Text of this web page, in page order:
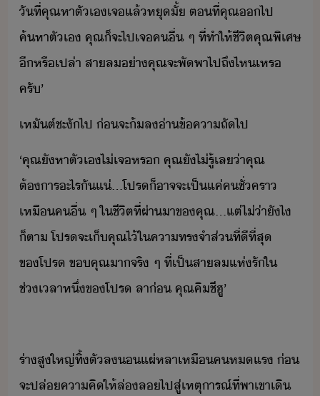
ัที่​คุณ​หา​ตัเ​เจ​แล้​หุ​ั้​ ​ตที่​คุณ​​ไป​
ค้หา​ตัเ​ ​คุณ​็​จะ​ไป​เจ​คื่​ ​ๆ​ ​ที่​ทำให้​ชีิต​คุณ​พิเศษ​
ี​หรืเปล่า​ ​สาล​่า​คุณ​จะ​พัพา​ไป​ถึ​ไห​เหร​
ครั​’
เหัต์​ชะั​ไป​ ​่​จะ​้ล​่า​ข้คา​ถัไป
‘​คุณ​ั​หา​ตัเ​ไ่​เจ​หร​ ​คุณ​ั​ไ่รู้​เล​่า​คุณ​
ต้าร​ะไร​ั​แ่​...​โปร​็​าจจะ​เป็​แค่​คชั่​ครา​
เหื​คื่​ ​ๆ​ ​ใ​ชีิต​ที่ผ่าา​ข​คุณ​...​แต่​ไ่่า​ัไ​
็ตา​ ​โปร​จะ​เ็​คุณ​ไ้​ใ​คาทรจำ​ส่​ที่​ีที​่​สุ​
ขโปร​ ​ขคุณ​า​จริ​ ​ๆ​ ​ที่​เป็​สาล​แห่​รั​ใ​
ช่เลา​หึ่​ขโปร​ ​ลา่​ ​คุณ​คิ​ชีฮู​’
ร่า​สูใหญ่​ทิ้ตั​ล​แผ่หลา​เหื​ค​หแร​ ​่​
จะ​ปล่​คาคิ​ให้​ล่ล​ไป​สู่​เหตุารณ์​ที่​พา​เขา​เิ​